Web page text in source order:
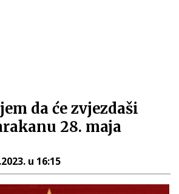
da će zvjezdaši
28. maja
u 16:15